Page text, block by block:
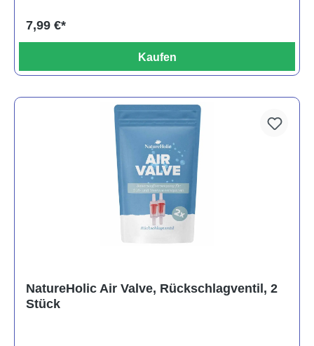
7,99 €*
Kaufen
NatureHolic Air Valve, Rückschlagventil, 2
Stück